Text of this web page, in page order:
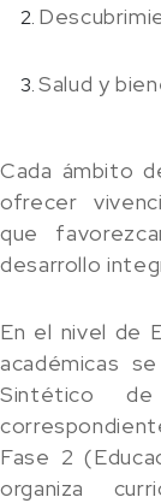
Salud y
Cada ámbito
ofrecer
que
desarrollo
En el nivel de
académicas
Sintético
Fase 2
organiza